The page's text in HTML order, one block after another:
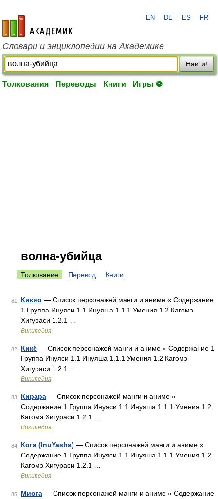
academic.ru
EN DE ES FR
Словари и энциклопедии на Академике
Найти!
Толкования Переводы Книги Игры ⚽
волна-убийца
Толкование Перевод Книги
81 Кикио — Список персонажей манги и аниме « Содержание
1 Группа Инуяси 1.1 Инуяша 1.1.1 Умения 1.2 Кагомэ
Хигураси 1.2.1 …
Википедия
82 Кикё — Список персонажей манги и аниме « Содержание 1
Группа Инуяси 1.1 Инуяша 1.1.1 Умения 1.2 Кагомэ
Хигураси 1.2.1 …
Википедия
83 Кирара — Список персонажей манги и аниме «
Содержание 1 Группа Инуяси 1.1 Инуяша 1.1.1 Умения 1.2
Кагомэ Хигураси 1.2.1 …
Википедия
84 Кога (InuYasha) — Список персонажей манги и аниме «
Содержание 1 Группа Инуяси 1.1 Инуяша 1.1.1 Умения 1.2
Кагомэ Хигураси 1.2.1 …
Википедия
85 Миога — Список персонажей манги и аниме « Содержание